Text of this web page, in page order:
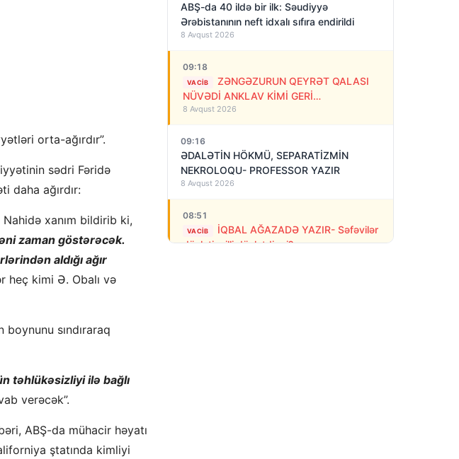
orta-ağırdır”.
sədri Fəridə
daha ağırdır:
Nahidə xanım bildirib ki,
zaman göstərəcək.
aldığı ağır
heç kimi Ə. Obalı və
sındıraraq
təhlükəsizliyi ilə bağlı
verəcək”.
ABŞ-da mühacir həyatı
ştatında kimliyi
ABŞ-da 40 ildə bir ilk: Səudiyyə
Ərəbistanının neft idxalı sıfıra endirildi
8 Avqust 2026
09:18
VACIB
ZƏNGƏZURUN QEYRƏT QALASI
NÜVƏDİ ANKLAV KİMİ GERİ
QAYTARILMALIDIR!
8 Avqust 2026
09:16
ƏDALƏTİN HÖKMÜ, SEPARATİZMİN
NEKROLOQU- PROFESSOR YAZIR
8 Avqust 2026
08:51
VACIB
İQBAL AĞAZADƏ YAZIR- Səfəvilər
dövləti milli dövlətdirmi?